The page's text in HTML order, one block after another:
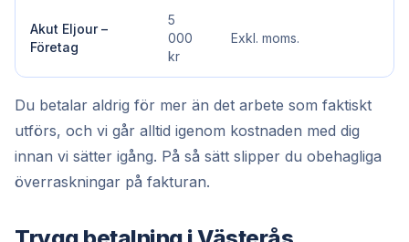
Akut Eljour –
Företag
5
000
kr
Exkl. moms.
Du betalar aldrig för mer än det arbete som faktiskt
utförs, och vi går alltid igenom kostnaden med dig
innan vi sätter igång. På så sätt slipper du obehagliga
överraskningar på fakturan.